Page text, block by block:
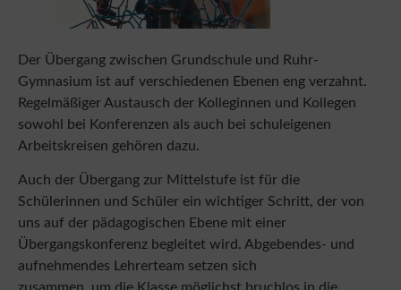
Der Übergang zwischen Grundschule und Ruhr-
Gymnasium ist auf verschiedenen Ebenen eng verzahnt.
Regelmäßiger Austausch der Kolleginnen und Kollegen
sowohl bei Konferenzen als auch bei schuleigenen
Arbeitskreisen gehören dazu.
Auch der Übergang zur Mittelstufe ist für die
Schülerinnen und Schüler ein wichtiger Schritt, der von
uns auf der pädagogischen Ebene mit einer
Übergangskonferenz begleitet wird. Abgebendes- und
aufnehmendes Lehrerteam setzen sich
zusammen, um die Klasse möglichst bruchlos in die
Mittelstufe zu begleiten.